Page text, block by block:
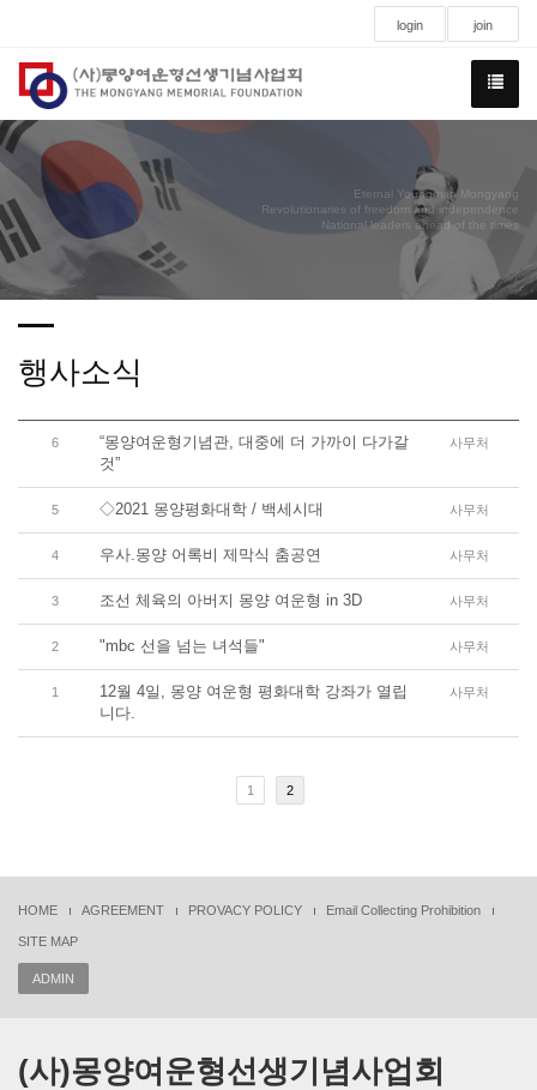
login join
Eternal Youngman Mongyang
Revolutionaries of freedom and independence
National leaders ahead of the times
행사소식
6
“몽양여운형기념관, 대중에 더 가까이 다가갈
것”
사무처
5 ◇2021 몽양평화대학 / 백세시대 사무처
4 우사.몽양 어록비 제막식 춤공연 사무처
3 조선 체육의 아버지 몽양 여운형 in 3D 사무처
2 "mbc 선을 넘는 녀석들" 사무처
1
12월 4일, 몽양 여운형 평화대학 강좌가 열립
니다.
사무처
1 2
HOME AGREEMENT PROVACY POLICY Email Collecting Prohibition
SITE MAP
ADMIN
(사)몽양여운형선생기념사업회